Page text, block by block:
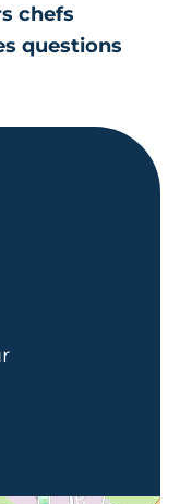
chefs
questions